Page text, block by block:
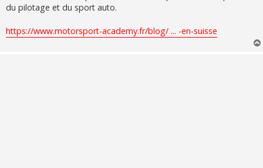
du pilotage et du sport auto.
https://www.motorsport-academy.fr/blog/ ... -en-suisse